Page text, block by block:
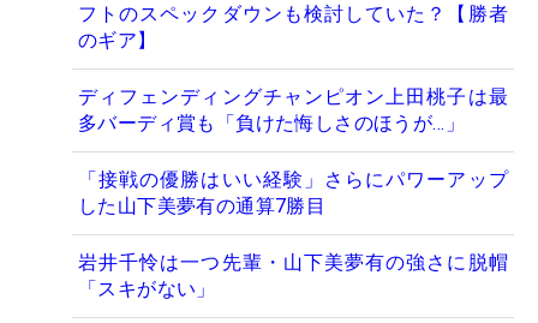
フトのスペックダウンも検討していた？【勝者
のギア】
ディフェンディングチャンピオン上田桃子は最
多バーディ賞も「負けた悔しさのほうが…」
「接戦の優勝はいい経験」さらにパワーアップ
した山下美夢有の通算7勝目
岩井千怜は一つ先輩・山下美夢有の強さに脱帽
「スキがない」